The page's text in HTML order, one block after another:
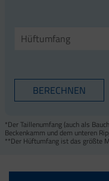
*Der Taillenumfang (auch als
Beckenkamm und dem unteren
**Der Hüftumfang ist das größte